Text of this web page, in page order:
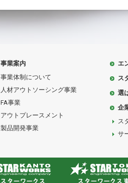
事業案内
事業体制について
人材アウトソーシング事業
FA事業
アウトプレースメント
製品開発事業
エ
ス
選
企
ス
サ